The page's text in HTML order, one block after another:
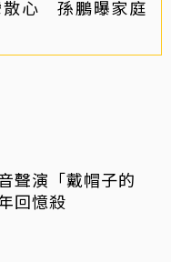
散心 孫鵬曝家庭
聲演「戴帽子的
回憶殺